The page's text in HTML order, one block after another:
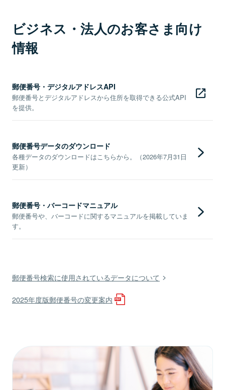
ビジネス・法人のお客さま向け
情報
郵便番号・デジタルアドレスAPI
郵便番号とデジタルアドレスから住所を取得できる公式API
を提供。
郵便番号データのダウンロード
各種データのダウンロードはこちらから。（2026年7月31日
更新）
郵便番号・バーコードマニュアル
郵便番号や、バーコードに関するマニュアルを掲載していま
す。
郵便番号検索に使用されているデータについて
2025年度版郵便番号の変更案内